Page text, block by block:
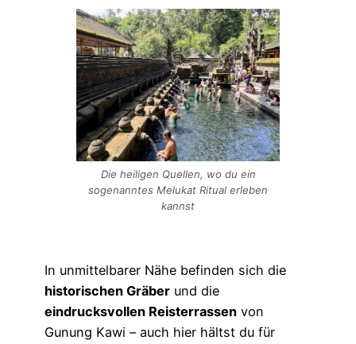
Die heiligen Quellen, wo du ein
sogenanntes Melukat Ritual erleben
kannst
In unmittelbarer Nähe befinden sich die
historischen Gräber und die
eindrucksvollen Reisterrassen von
Gunung Kawi – auch hier hältst du für